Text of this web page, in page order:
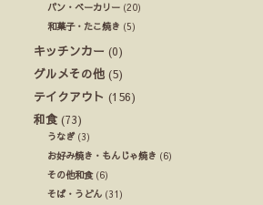
パン・ベーカリー (20)
和菓子・たこ焼き (5)
キッチンカー (0)
グルメその他 (5)
テイクアウト (156)
和食 (73)
うなぎ(3)
お好み焼き・もんじゃ焼き (6)
その他和食(6)
そば・うどん (31)